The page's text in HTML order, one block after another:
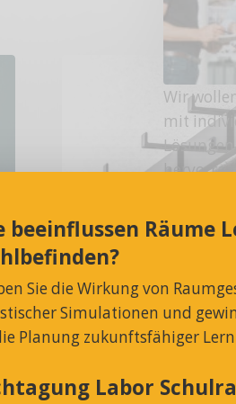
Wir
mit
MAKK
Garderobenleiste &
Wandgarderobe
beeinflussen Räume
Sie die Wirkung von
Simulationen und
Planung zukunftsfähiger
Labor